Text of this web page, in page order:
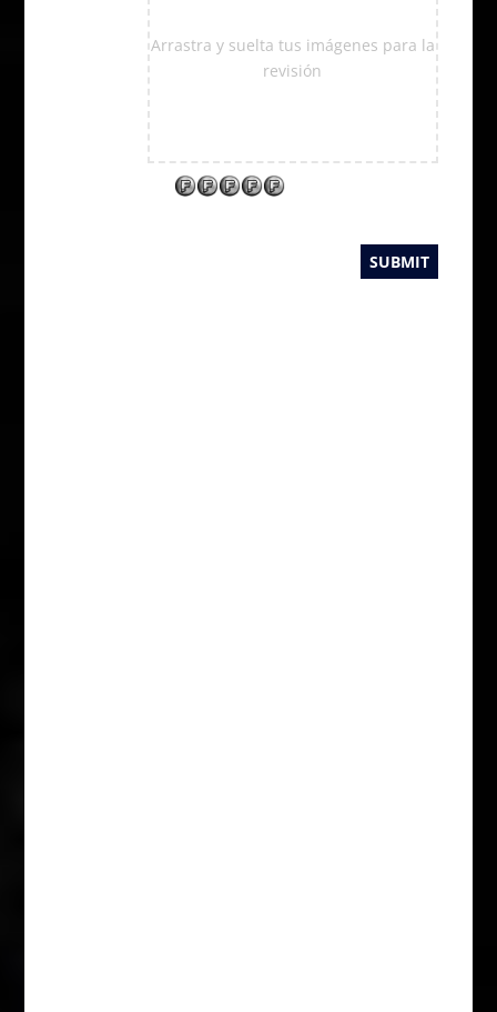
Arrastra y suelta tus imágenes para la
revisión